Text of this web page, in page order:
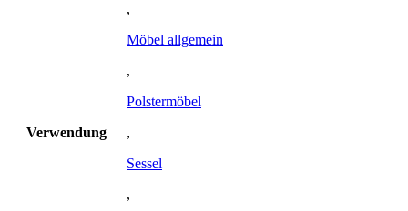
Verwendung
,
Möbel allgemein
,
Polstermöbel
,
Sessel
,